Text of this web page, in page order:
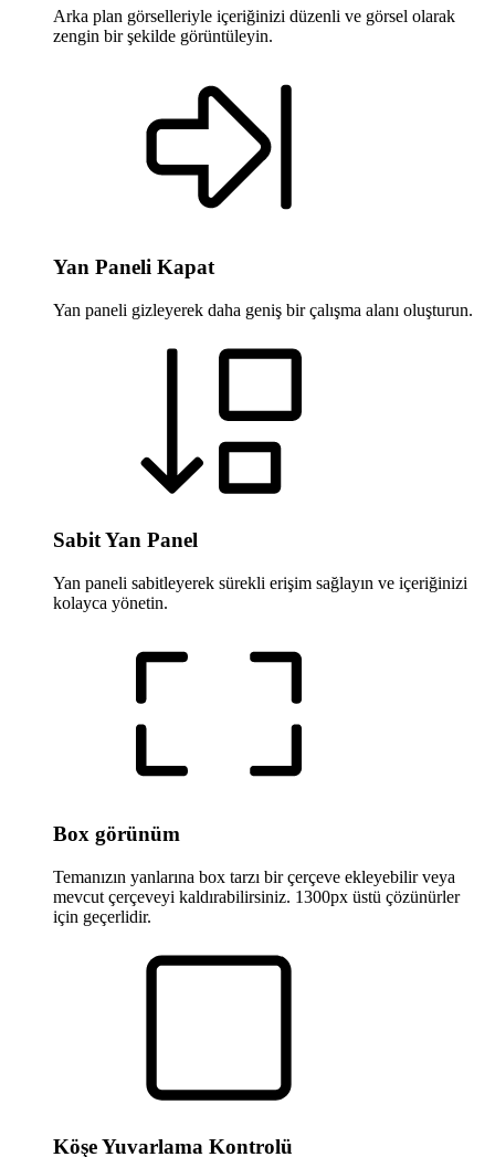
Arka plan görselleriyle içeriğinizi düzenli ve görsel olarak
zengin bir şekilde görüntüleyin.
Yan Paneli Kapat
Yan paneli gizleyerek daha geniş bir çalışma alanı oluşturun.
Sabit Yan Panel
Yan paneli sabitleyerek sürekli erişim sağlayın ve içeriğinizi
kolayca yönetin.
Box görünüm
Temanızın yanlarına box tarzı bir çerçeve ekleyebilir veya
mevcut çerçeveyi kaldırabilirsiniz. 1300px üstü çözünürler
için geçerlidir.
Köşe Yuvarlama Kontrolü